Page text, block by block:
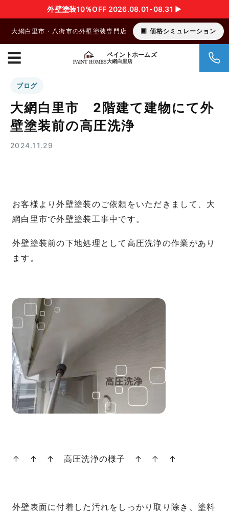
外壁塗装10％OFF 2026.08.01-08.31 ▶︎
大網白里市・八街市の外壁塗装専門店 価格シミュレーション
ペイントホームズ
大網白里店
☰
ブログ
大網白里市 2階建て建物にて外
壁塗装前の高圧洗浄
2024.11.29
お客様より外壁塗装のご依頼をいただきまして、大
網白里市で外壁塗装工事中です。
外壁塗装前の下地処理として高圧洗浄の作業があり
ます。
↑ ↑ ↑ 高圧洗浄の様子 ↑ ↑ ↑
外壁表面に付着した汚れをしっかり取り除き、塗料